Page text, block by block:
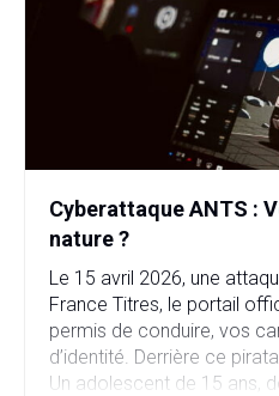
Cyberattaque ANTS :
nature ?
Le 15 avril 2026, une
France Titres, le portail
permis de conduire, vos
d’identité. Derrière ce
Un adolescent de 15 ans,